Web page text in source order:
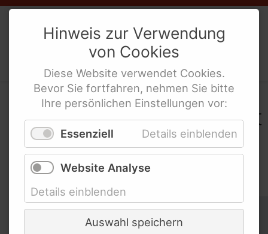
Weibernetze.V.
Politische Interes­sen­ver­tre­tung
behinderte Frauen
In der WeiberZEIT "Leicht
gesagt" nach
Schlagworten suchen
Schlagworte überspringen
Abschied
Hinweis zur Verwendung
von Cookies
Diese Website verwendet Cookies.
Bevor Sie fortfahren, nehmen Sie bitte
Ihre persönlichen Einstellungen vor:
Essenziell Details einblenden
Website Analyse
Details einblenden
Auswahl speichern